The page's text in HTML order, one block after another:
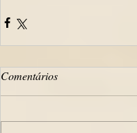
Comentários